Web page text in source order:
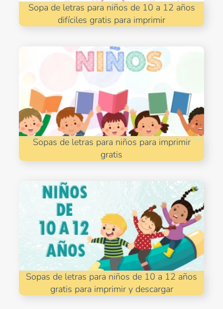
Sopa de letras para niños de 10 a 12 años
difíciles gratis para imprimir
Sopas de letras para niños para imprimir
gratis
Sopas de letras para niños de 10 a 12 años
gratis para imprimir y descargar